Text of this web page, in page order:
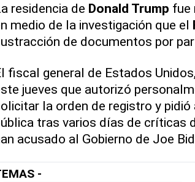
residencia de Donald Trump fue
medio de la investigación que el
de documentos por
fiscal general de Estados
jueves que autorizó
la orden de registro y pidió
tras varios días de críticas
acusado al Gobierno de Joe
-